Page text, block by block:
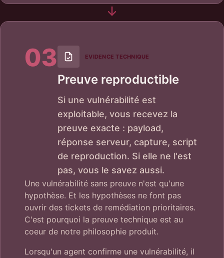
03 EVIDENCE TECHNIQUE
Preuve reproductible
Si une vulnérabilité est
exploitable, vous recevez la
preuve exacte : payload,
réponse serveur, capture, script
de reproduction. Si elle ne l'est
pas, vous le savez aussi.
Une vulnérabilité sans preuve n'est qu'une
hypothèse. Et les hypothèses ne font pas
ouvrir des tickets de remédiation prioritaires.
C'est pourquoi la preuve technique est au
coeur de notre philosophie produit.
Lorsqu'un agent confirme une vulnérabilité, il